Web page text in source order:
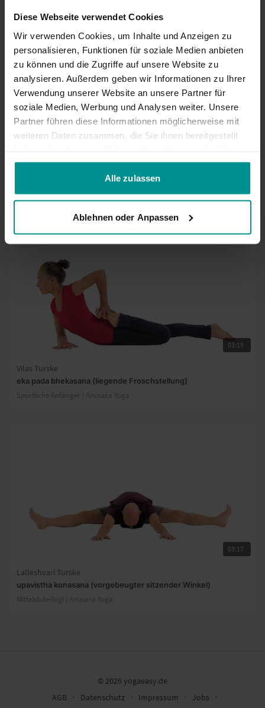
Diese Webseite verwendet Cookies
Wir verwenden Cookies, um Inhalte und Anzeigen zu
personalisieren, Funktionen für soziale Medien anbieten
zu können und die Zugriffe auf unsere Website zu
analysieren. Außerdem geben wir Informationen zu Ihrer
Verwendung unserer Website an unsere Partner für
soziale Medien, Werbung und Analysen weiter. Unsere
Partner führen diese Informationen möglicherweise mit
weiteren Daten zusammen, die Sie ihnen bereitgestellt
gesammelt haben.
Alle zulassen
Ablehnen oder Anpassen
28:44
Lalleshvari Turske
Anusara Yoga – Hüftöffner leicht gemacht
03:19
Vilas Turske
eka pada bhekasana (liegende Froschstellung)
Sportliche Anfänger | Anusara Yoga
03:17
Lalleshvari Turske
upavistha konasana (vorgebeugter sitzender Winkel)
Mittelstufe-Yogi | Anusara Yoga
© 2026 yogaeasy.de
AGB
∙ Datenschutz ∙ Impressum ∙ Jobs ∙